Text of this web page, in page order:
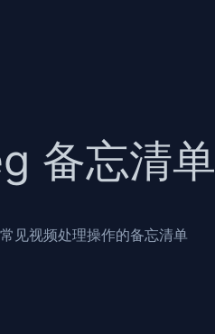
备忘清单
见视频处理操作的备忘清单